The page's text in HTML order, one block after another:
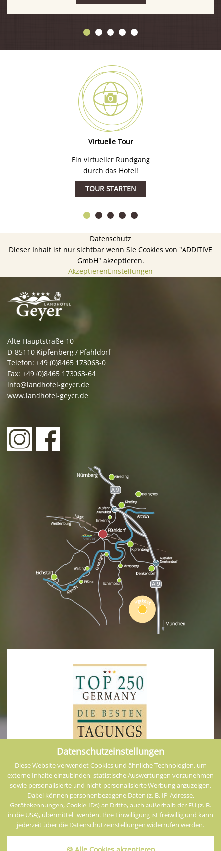
Datenschutzeinstellungen
Diese Website verwendet Cookies und ähnliche Technologien, um
externe Inhalte einzubinden, statistische Auswertungen vorzunehmen
sowie personalisierte und nicht-personalisierte Werbung anzuzeigen.
Dabei können personenbezogene Daten (z. B. IP-Adresse,
Gerätekennungen, Cookie-IDs) an Dritte, auch außerhalb der EU (z. B.
in die USA), übermittelt werden. Ihre Einwilligung ist freiwillig und kann
jederzeit über die Datenschutzeinstellungen widerrufen werden.
Virtuelle Tour
Ein virtueller Rundgang
durch das Hotel!
TOUR STARTEN
Datenschutz
Dieser Inhalt ist nur sichtbar wenn Sie Cookies von "ADDITIVE
GmbH" akzeptieren.
AkzeptierenEinstellungen
Alte Hauptstraße 10
D-85110 Kipfenberg / Pfahldorf
Telefon: +49 (0)8465 173063-0
Fax: +49 (0)8465 173063-64
info@landhotel-geyer.de
www.landhotel-geyer.de
Impressum Datenschutz Cookies